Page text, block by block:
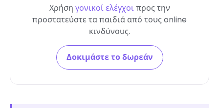
Χρήση γονικοί ελέγχοιπρος την
προστατεύστε τα παιδιά από τους online
κινδύνους.
Δοκιμάστε το δωρεάν